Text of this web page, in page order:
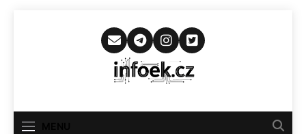
Infoek.cz
Novinkám